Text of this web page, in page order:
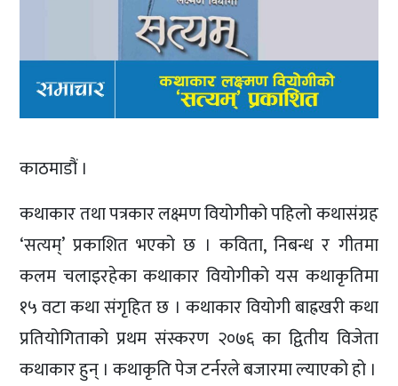
काठमाडौं ।
कथाकार तथा पत्रकार लक्ष्मण वियोगीको पहिलो कथासंग्रह
‘सत्यम्’ प्रकाशित भएको छ । कविता, निबन्ध र गीतमा
कलम चलाइरहेका कथाकार वियोगीको यस कथाकृतिमा
१५ वटा कथा संगृहित छ । कथाकार वियोगी बाह्रखरी कथा
प्रतियोगिताको प्रथम संस्करण २०७६ का द्वितीय विजेता
कथाकार हुन् । कथाकृति पेज टर्नरले बजारमा ल्याएको हो ।